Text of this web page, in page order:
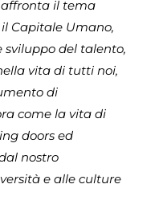
affronta il tema
Capitale Umano,
sviluppo del talento,
vita di tutti noi,
di
come la vita di
doors ed
nostro
e alle culture